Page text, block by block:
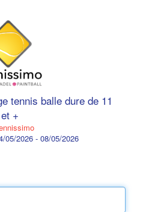
tennis balle dure de 11
+
05/2026 - 08/05/2026